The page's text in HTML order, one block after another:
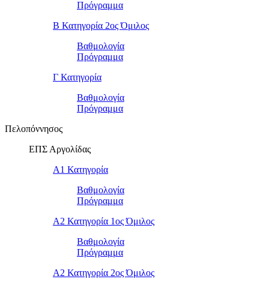
Πρόγραμμα
Β Κατηγορία 2ος Όμιλος
Βαθμολογία
Πρόγραμμα
Γ Κατηγορία
Βαθμολογία
Πρόγραμμα
Πελοπόννησος
ΕΠΣ Αργολίδας
Α1 Κατηγορία
Βαθμολογία
Πρόγραμμα
Α2 Κατηγορία 1ος Όμιλος
Βαθμολογία
Πρόγραμμα
Α2 Κατηγορία 2ος Όμιλος